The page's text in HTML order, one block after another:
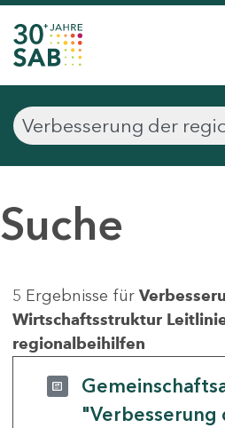
Suche
5 Ergebnisse für
Wirtschaftsstruktur
regionalbeihilfen
"Verbesserung